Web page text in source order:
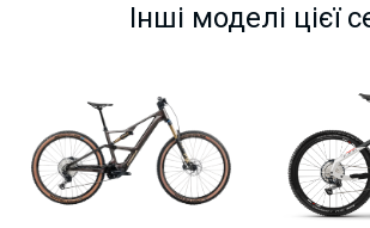
Інші моделі цієї